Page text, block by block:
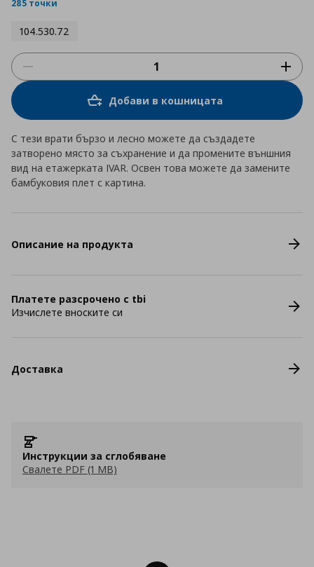
285 точки
104.530.72
Добави в кошницата
С тези врати бързо и лесно можете да създадете
затворено място за съхранение и да промените външния
вид на етажерката IVAR. Освен това можете да замените
бамбуковия плет с картина.
Описание на продукта
Платете разсрочено с tbi
Изчислете вноските си
Доставка
Инструкции за сглобяване
Свалете PDF (1 MB)